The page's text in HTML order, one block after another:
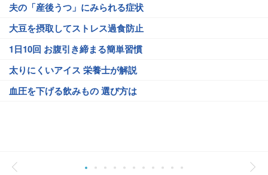
夫の「産後うつ」にみられる症状
大豆を摂取してストレス過食防止
1日10回 お腹引き締まる簡単習慣
太りにくいアイス 栄養士が解説
血圧を下げる飲みもの 選び方は